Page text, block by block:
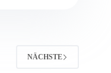
NÄCHSTE